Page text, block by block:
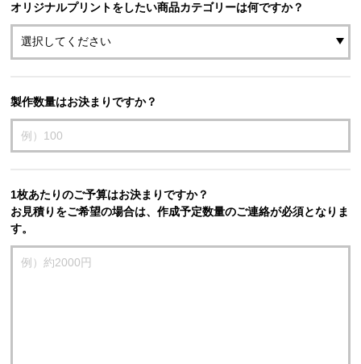
オリジナルプリントをしたい商品カテゴリーは何ですか？
製作数量はお決まりですか？
1枚あたりのご予算はお決まりですか？
お見積りをご希望の場合は、作成予定数量のご連絡が必須となりま
す。